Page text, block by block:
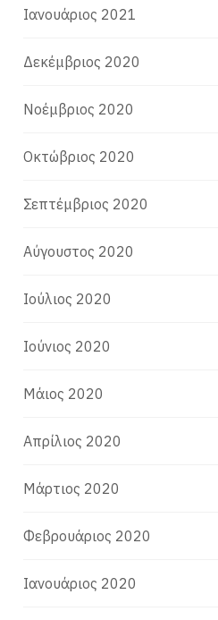
Ιανουάριος 2021
Δεκέμβριος 2020
Νοέμβριος 2020
Οκτώβριος 2020
Σεπτέμβριος 2020
Αύγουστος 2020
Ιούλιος 2020
Ιούνιος 2020
Μάιος 2020
Απρίλιος 2020
Μάρτιος 2020
Φεβρουάριος 2020
Ιανουάριος 2020